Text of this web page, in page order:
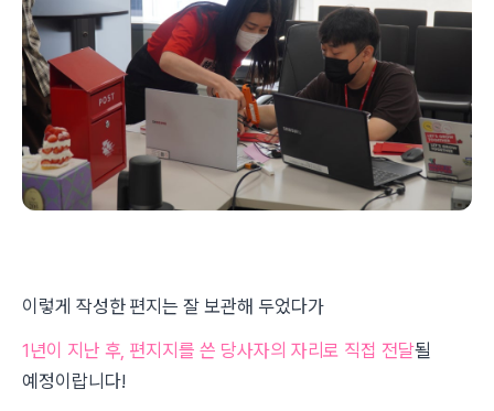
이렇게 작성한 편지는 잘 보관해 두었다가
1년이 지난 후, 편지지를 쓴 당사자의 자리로 직접 전달될
예정이랍니다!